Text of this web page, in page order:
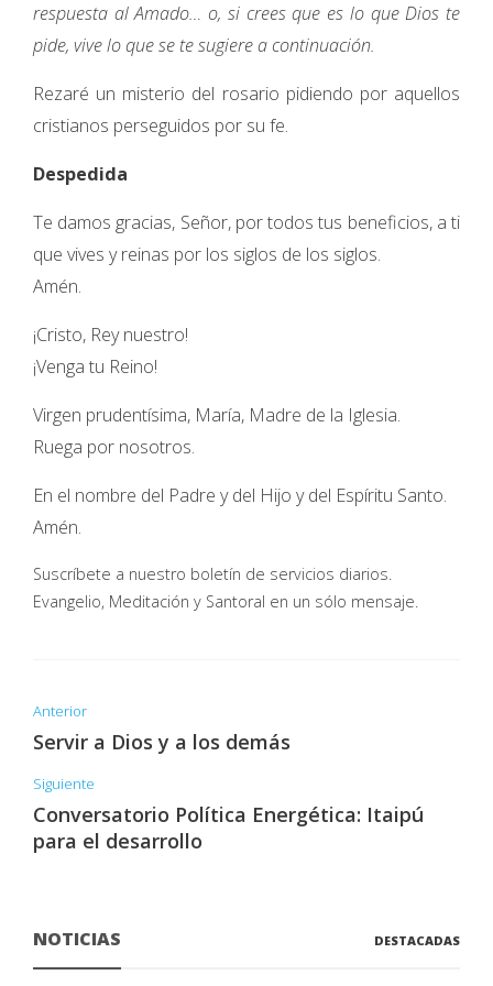
respuesta al Amado… o, si crees que es lo que Dios te
pide, vive lo que se te sugiere a continuación.
Rezaré un misterio del rosario pidiendo por aquellos
cristianos perseguidos por su fe.
Despedida
Te damos gracias, Señor, por todos tus beneficios, a ti
que vives y reinas por los siglos de los siglos.
Amén.
¡Cristo, Rey nuestro!
¡Venga tu Reino!
Virgen prudentísima, María, Madre de la Iglesia.
Ruega por nosotros.
En el nombre del Padre y del Hijo y del Espíritu Santo.
Amén.
Suscríbete a nuestro boletín de servicios diarios.
Evangelio, Meditación y Santoral en un sólo mensaje.
Anterior
Servir a Dios y a los demás
Siguiente
Conversatorio Política Energética: Itaipú
para el desarrollo
NOTICIAS DESTACADAS